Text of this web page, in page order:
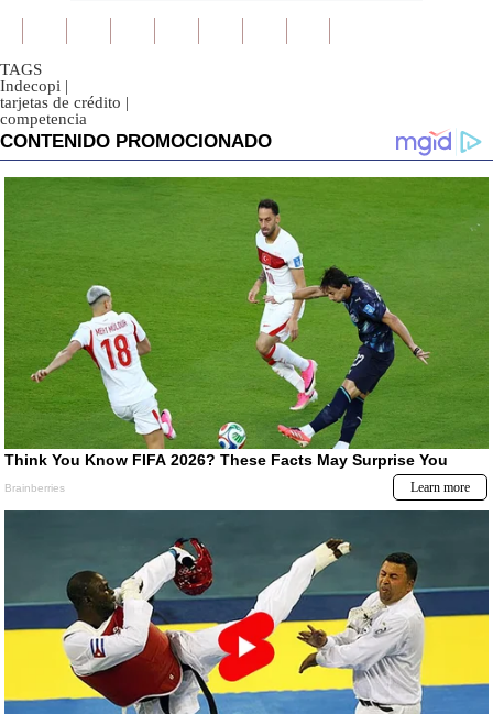
TAGS
Indecopi |
tarjetas de crédito |
competencia